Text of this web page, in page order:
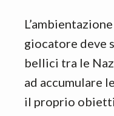
giocatore deve
bellici tra le
ad accumulare
il proprio